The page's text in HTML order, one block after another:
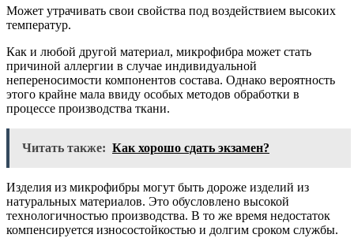
Может утрачивать свои свойства под воздействием высоких
температур.
Как и любой другой материал, микрофибра может стать
причиной аллергии в случае индивидуальной
непереносимости компонентов состава. Однако вероятность
этого крайне мала ввиду особых методов обработки в
процессе производства ткани.
Читать также: Как хорошо сдать экзамен?
Изделия из микрофибры могут быть дороже изделий из
натуральных материалов. Это обусловлено высокой
технологичностью производства. В то же время недостаток
компенсируется износостойкостью и долгим сроком службы.